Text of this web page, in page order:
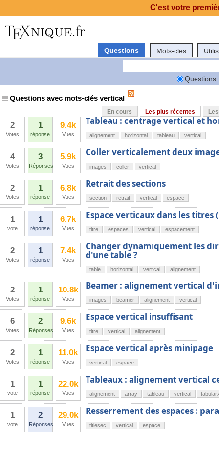
Questions Mots-clés
Questions
Questions avec mots-clés vertical
En cours Les plus récentes
2
Votes
1
réponse
9.4k
Vues
Tableau : centrage vertical et
alignement horizontal tableau vertical
4
Votes
3
Réponses
5.9k
Vues
Coller verticalement deux
images coller vertical
2
Votes
1
réponse
6.8k
Vues
Retrait des sections
section retrait vertical espace
1
vote
1
réponse
6.7k
Vues
Espace verticaux dans les titres
titre espaces vertical espacement
2
Votes
1
réponse
7.4k
Vues
Changer dynamiquement les
d'une table ?
table horizontal vertical alignement
2
Votes
1
réponse
10.8k
Vues
Beamer : alignement vertical
images beamer alignement vertical
6
Votes
2
Réponses
9.6k
Vues
Espace vertical insuffisant
titre vertical alignement
2
Votes
1
réponse
11.0k
Vues
Espace vertical après minipage
vertical espace
1
vote
1
réponse
22.0k
Vues
Tableaux : alignement vertical
alignement array tableau vertical
1
vote
2
Réponses
29.0k
Vues
Resserrement des espaces :
titlesec vertical espace
C'est votre